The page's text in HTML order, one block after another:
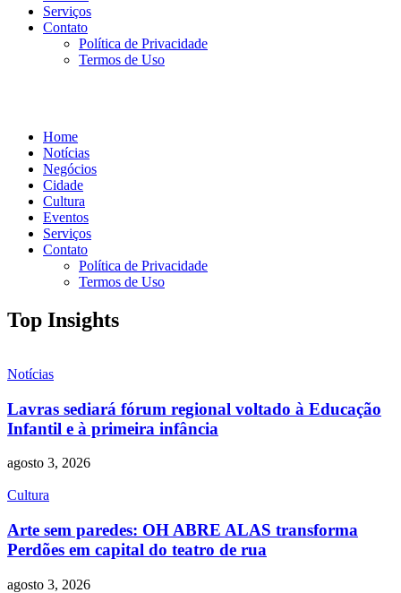
Serviços
Contato
Política de Privacidade
Termos de Uso
Home
Notícias
Negócios
Cidade
Cultura
Eventos
Serviços
Contato
Política de Privacidade
Termos de Uso
Top Insights
Notícias
Lavras sediará fórum regional voltado à Educação
Infantil e à primeira infância
agosto 3, 2026
Cultura
Arte sem paredes: OH ABRE ALAS transforma
Perdões em capital do teatro de rua
agosto 3, 2026